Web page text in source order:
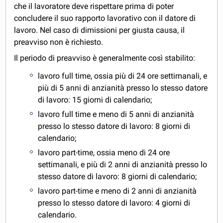
che il lavoratore deve rispettare prima di poter
concludere il suo rapporto lavorativo con il datore di
lavoro. Nel caso di dimissioni per giusta causa, il
preavviso non è richiesto.
Il periodo di preavviso è generalmente così stabilito:
lavoro full time, ossia più di 24 ore settimanali, e
più di 5 anni di anzianità presso lo stesso datore
di lavoro: 15 giorni di calendario;
lavoro full time e meno di 5 anni di anzianità
presso lo stesso datore di lavoro: 8 giorni di
calendario;
lavoro part-time, ossia meno di 24 ore
settimanali, e più di 2 anni di anzianità presso lo
stesso datore di lavoro: 8 giorni di calendario;
lavoro part-time e meno di 2 anni di anzianità
presso lo stesso datore di lavoro: 4 giorni di
calendario.